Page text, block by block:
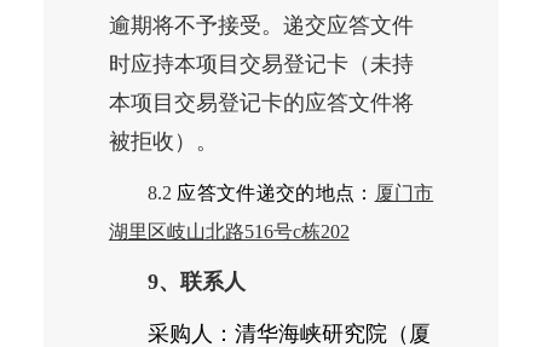
逾期将不予接受。递交应答文件
时应持本项目交易登记卡（未持
本项目交易登记卡的应答文件将
被拒收）。
8.2 应答文件递交的地点： 厦门市
湖里区岐山北路516号c栋202
9、联系人
采购人：清华海峡研究院（厦